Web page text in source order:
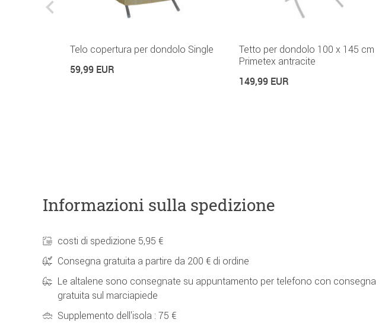
Telo copertura per dondolo Single
59,99 EUR
Tetto per dondolo 100 x 145 cm
Primetex antracite
149,99 EUR
Informazioni sulla spedizione
costi di spedizione 5,95 €
Consegna gratuita a partire da 200 € di ordine
Le altalene sono consegnate su appuntamento per telefono con consegna
gratuita sul marciapiede
Supplemento dell'isola : 75 €